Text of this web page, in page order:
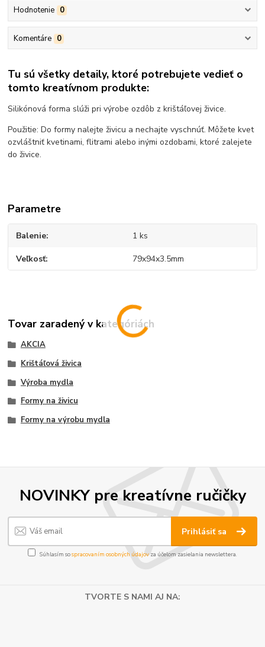
Hodnotenie 0
Komentáre 0
Tu sú všetky detaily, ktoré potrebujete vedieť o
tomto kreatívnom produkte:
Silikónová forma slúži pri výrobe ozdôb z krištáľovej živice.
Použitie: Do formy nalejte živicu a nechajte vyschnúť. Môžete kvet
ozvláštniť kvetinami, flitrami alebo inými ozdobami, ktoré zalejete
do živice.
Parametre
Balenie 1 ks
Veľkosť 79x94x3.5mm
Tovar zaradený v kategóriách
AKCIA
Krištáľová živica
Výroba mydla
Formy na živicu
Formy na výrobu mydla
NOVINKY pre kreatívne ručičky
Prihlásiť sa
Súhlasím sospracovaním osobných údajov za účelom zasielania newslettera.
TVORTE S NAMI AJ NA: